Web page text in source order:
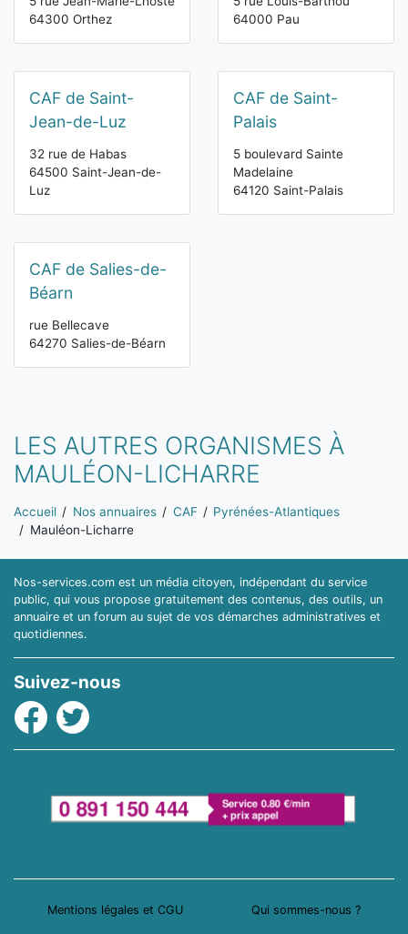
64300 Orthez
64000 Pau
CAF de Saint-
Jean-de-Luz
32 rue de Habas
64500 Saint-Jean-de-
Luz
CAF de Saint-
Palais
5 boulevard Sainte
Madelaine
64120 Saint-Palais
CAF de Salies-de-
Béarn
rue Bellecave
64270 Salies-de-Béarn
LES AUTRES ORGANISMES À
MAULÉON-LICHARRE
Vous êtes ici:
Accueil Nos annuaires CAF
Pyrénées-Atlantiques
Mauléon-Licharre
Nos-services.com est un média citoyen, indépendant du service
public, qui vous propose gratuitement des contenus, des outils, un
annuaire et un forum au sujet de vos démarches administratives et
quotidiennes.
Suivez-nous
Facebook
Twitter
Mentions légales et CGU Qui sommes-nous ?